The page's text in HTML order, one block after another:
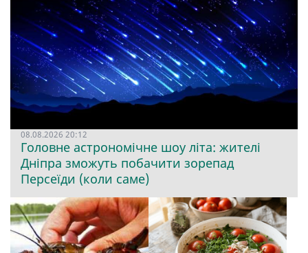
08.08.2026 20:12
Головне астрономічне шоу літа: жителі
Дніпра зможуть побачити зорепад
Персеїди (коли саме)